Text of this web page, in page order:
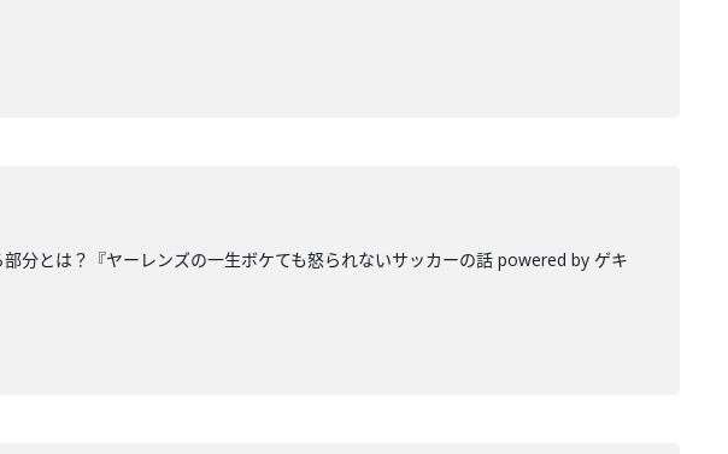
分とは？『ヤーレンズの一生ボケても怒られないサッカーの話 powered by ゲキ